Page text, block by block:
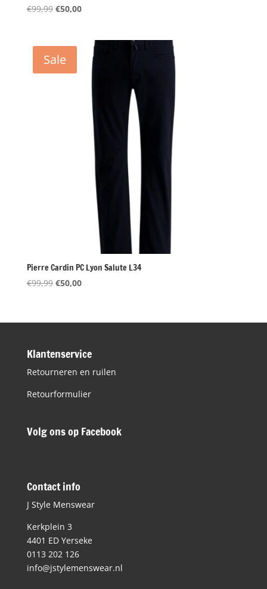
€99,99 Oorspronkelijke
€99,99.
€50,00Huidige
€50,00.
Sale
Pierre Cardin PC Lyon Salute L34
€99,99 Oorspronkelijke
€99,99.
€50,00Huidige
€50,00.
Klantenservice
Retourneren en ruilen
Retourformulier
Volg ons op Facebook
Contact info
J Style Menswear
Kerkplein 3
4401 ED Yerseke
0113 202 126
info@jstylemenswear.nl